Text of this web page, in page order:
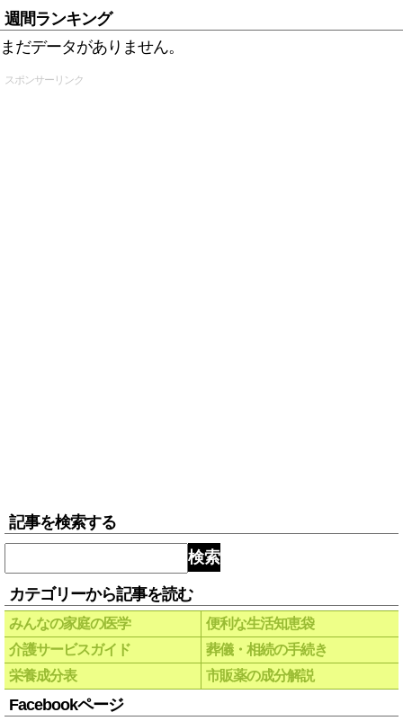
週間ランキング
まだデータがありません。
スポンサーリンク
記事を検索する
検索
カテゴリーから記事を読む
みんなの家庭の医学
便利な生活知恵袋
介護サービスガイド
葬儀・相続の手続き
栄養成分表
市販薬の成分解説
Facebookページ